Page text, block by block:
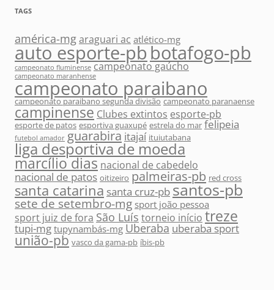
TAGS
américa-mgaraguari ac atlético-mg
auto esporte-pbbotafogo-pb
campeonato fluminense campeonato gaúcho
campeonato maranhense
campeonato paraibano
campeonato paraibano segunda divisão campeonato paranaense
campinense Clubes extintos esporte-pb
esporte de patos esportiva guaxupé estrela do mar felipeia
futebol amador guarabira itajaí ituiutabana
liga desportiva de moeda
marcílio dias nacional de cabedelo
nacional de patos oitizeiro palmeiras-pb red cross
santa catarina santa cruz-pbsantos-pb
sete de setembro-mg sport joão pessoa
sport juiz de fora São Luís torneio início treze
tupi-mg tupynambás-mg Uberaba uberaba sport
união-pb vasco da gama-pb íbis-pb